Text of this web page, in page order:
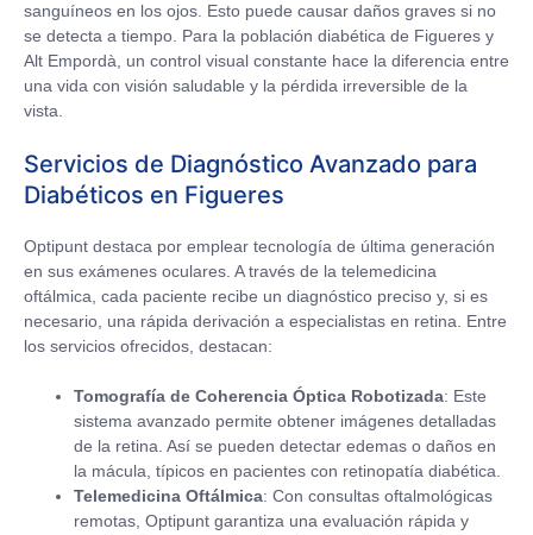
sanguíneos en los ojos. Esto puede causar daños graves si no
se detecta a tiempo. Para la población diabética de Figueres y
Alt Empordà, un control visual constante hace la diferencia entre
una vida con visión saludable y la pérdida irreversible de la
vista.
Servicios de Diagnóstico Avanzado para
Diabéticos en Figueres
Optipunt destaca por emplear tecnología de última generación
en sus exámenes oculares. A través de la telemedicina
oftálmica, cada paciente recibe un diagnóstico preciso y, si es
necesario, una rápida derivación a especialistas en retina. Entre
los servicios ofrecidos, destacan:
Tomografía de Coherencia Óptica Robotizada: Este
sistema avanzado permite obtener imágenes detalladas
de la retina. Así se pueden detectar edemas o daños en
la mácula, típicos en pacientes con retinopatía diabética.
Telemedicina Oftálmica: Con consultas oftalmológicas
remotas, Optipunt garantiza una evaluación rápida y